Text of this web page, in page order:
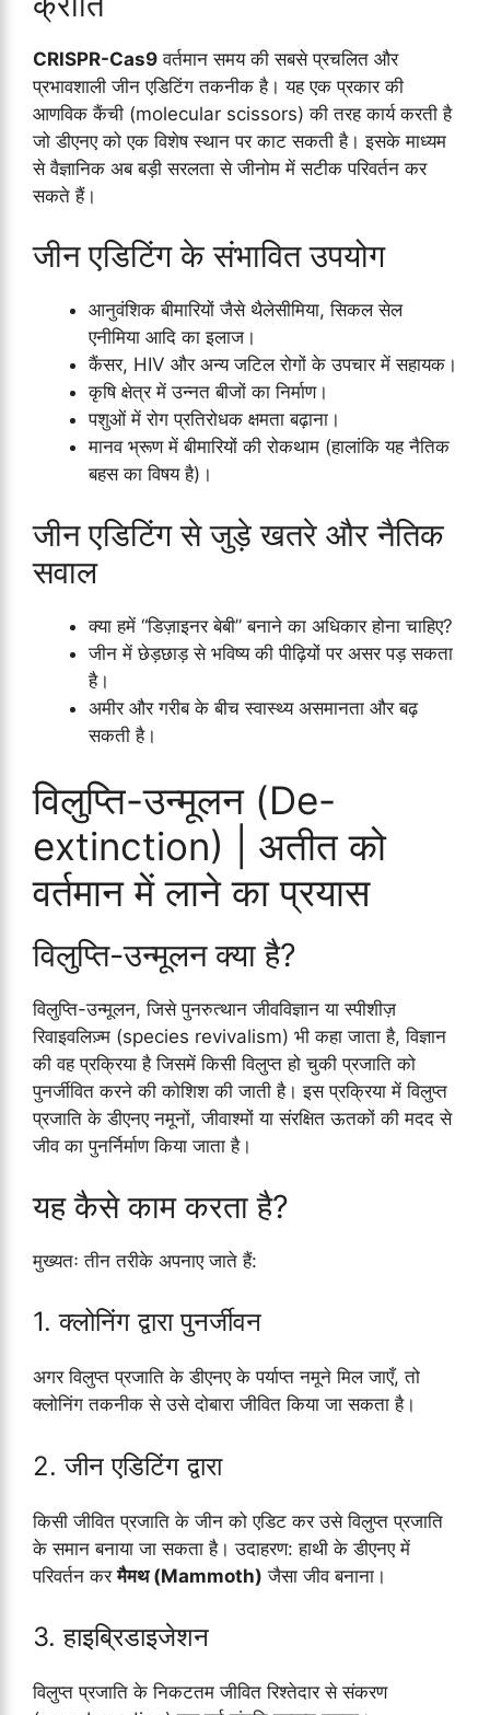
CRISPR-Cas9 वर्तमान समय की सबसे प्रचलित और
प्रभावशाली जीन एडिटिंग तकनीक है। यह एक प्रकार की
आणविक कैंची (molecular scissors) की तरह कार्य करती है
जो डीएनए को एक विशेष स्थान पर काट सकती है। इसके माध्यम
से वैज्ञानिक अब बड़ी सरलता से जीनोम में सटीक परिवर्तन कर
सकते हैं।
जीन एडिटिंग के संभावित उपयोग
आनुवंशिक बीमारियों जैसे थैलेसीमिया, सिकल सेल
एनीमिया आदि का इलाज।
कैंसर, HIV और अन्य जटिल रोगों के उपचार में सहायक।
कृषि क्षेत्र में उन्नत बीजों का निर्माण।
पशुओं में रोग प्रतिरोधक क्षमता बढ़ाना।
मानव भ्रूण में बीमारियों की रोकथाम (हालांकि यह नैतिक
बहस का विषय है)।
जीन एडिटिंग से जुड़े खतरे और नैतिक
सवाल
क्या हमें “डिज़ाइनर बेबी” बनाने का अधिकार होना चाहिए?
जीन में छेड़छाड़ से भविष्य की पीढ़ियों पर असर पड़ सकता
है।
अमीर और गरीब के बीच स्वास्थ्य असमानता और बढ़
सकती है।
विलुप्ति-उन्मूलन (De-
extinction) | अतीत को
वर्तमान में लाने का प्रयास
विलुप्ति-उन्मूलन क्या है?
विलुप्ति-उन्मूलन, जिसे पुनरुत्थान जीवविज्ञान या स्पीशीज़
रिवाइवलिज़्म (species revivalism) भी कहा जाता है, विज्ञान
की वह प्रक्रिया है जिसमें किसी विलुप्त हो चुकी प्रजाति को
पुनर्जीवित करने की कोशिश की जाती है। इस प्रक्रिया में विलुप्त
प्रजाति के डीएनए नमूनों, जीवाश्मों या संरक्षित ऊतकों की मदद से
जीव का पुनर्निर्माण किया जाता है।
यह कैसे काम करता है?
मुख्यतः तीन तरीके अपनाए जाते हैं:
1. क्लोनिंग द्वारा पुनर्जीवन
अगर विलुप्त प्रजाति के डीएनए के पर्याप्त नमूने मिल जाएँ, तो
क्लोनिंग तकनीक से उसे दोबारा जीवित किया जा सकता है।
2. जीन एडिटिंग द्वारा
किसी जीवित प्रजाति के जीन को एडिट कर उसे विलुप्त प्रजाति
के समान बनाया जा सकता है। उदाहरण: हाथी के डीएनए में
परिवर्तन करमैमथ (Mammoth) जैसा जीव बनाना।
3. हाइब्रिडाइजेशन
विलुप्त प्रजाति के निकटतम जीवित रिश्तेदार से संकरण